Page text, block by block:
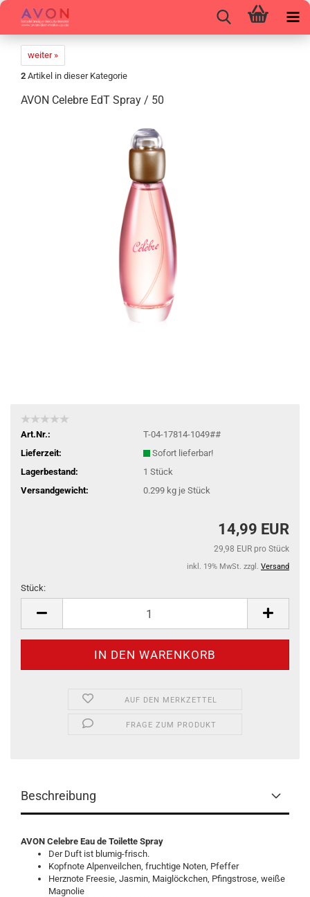
weiter »
2 Artikel in dieser Kategorie
AVON Ce­leb­re EdT Spray / 50
Art.Nr.:
T-04-17814-1049##
Lieferzeit:
Sofort lieferbar!
Lagerbestand:
1 Stück
Versandgewicht:
0.299kg je Stück
14,99 EUR
29,98 EUR pro Stück
inkl. 19% MwSt. zzgl. Versand
Stück:
AUF DEN MERKZETTEL
FRAGE ZUM PRODUKT
Beschreibung
AVON Celebre Eau de Toilette Spray
Der Duft ist blumig-frisch.
Kopfnote Alpenveilchen, fruchtige Noten, Pfeffer
Herznote Freesie, Jasmin, Maiglöckchen, Pfingstrose, weiße
Magnolie